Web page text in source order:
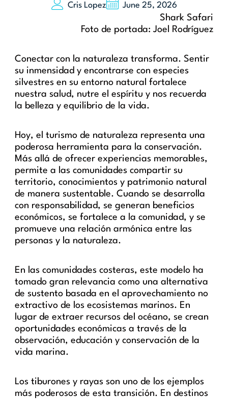
Cris Lopez June 25, 2026
Shark Safari
Foto de portada: Joel Rodríguez
Conectar con la naturaleza transforma. Sentir
su inmensidad y encontrarse con especies
silvestres en su entorno natural fortalece
nuestra salud, nutre el espíritu y nos recuerda
la belleza y equilibrio de la vida.
Hoy, el turismo de naturaleza representa una
poderosa herramienta para la conservación.
Más allá de ofrecer experiencias memorables,
permite a las comunidades compartir su
territorio, conocimientos y patrimonio natural
de manera sustentable. Cuando se desarrolla
con responsabilidad, se generan beneficios
económicos, se fortalece a la comunidad, y se
promueve una relación armónica entre las
personas y la naturaleza.
En las comunidades costeras, este modelo ha
tomado gran relevancia como una alternativa
de sustento basada en el aprovechamiento no
extractivo de los ecosistemas marinos. En
lugar de extraer recursos del océano, se crean
oportunidades económicas a través de la
observación, educación y conservación de la
vida marina.
Los tiburones y rayas son uno de los ejemplos
más poderosos de esta transición. En destinos